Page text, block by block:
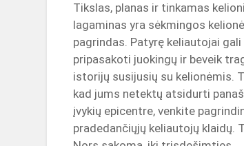
Tikslas, planas ir tinkamas
lagaminas yra sėkmingos
pagrindas. Patyrę keliautojai gali
pripasakoti juokingų ir beveik
istorijų susijusių su kelionėmis.
kad jums netektų atsidurti
įvykių epicentre, venkite
pradedančiųjų keliautojų klaidų.